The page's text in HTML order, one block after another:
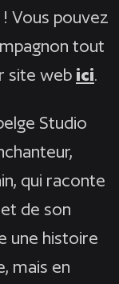
Vous pouvez
tout
site web ici.
Studio
qui raconte
de son
une histoire
mais en